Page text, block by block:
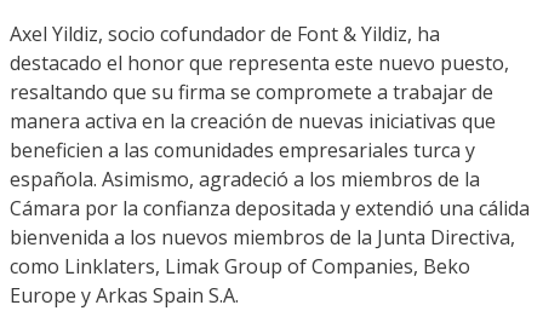
Axel Yildiz, socio cofundador de Font & Yildiz, ha
destacado el honor que representa este nuevo puesto,
resaltando que su firma se compromete a trabajar de
manera activa en la creación de nuevas iniciativas que
beneficien a las comunidades empresariales turca y
española. Asimismo, agradeció a los miembros de la
Cámara por la confianza depositada y extendió una cálida
bienvenida a los nuevos miembros de la Junta Directiva,
como Linklaters, Limak Group of Companies, Beko
Europe y Arkas Spain S.A.